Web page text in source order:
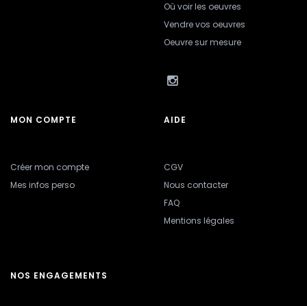
Où voir les oeuvres
Vendre vos oeuvres
Oeuvre sur mesure
MON COMPTE
Créer mon compte
Mes infos perso
AIDE
CGV
Nous contacter
FAQ
Mentions légales
NOS ENGAGEMENTS